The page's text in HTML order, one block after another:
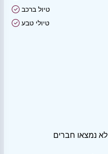
טיול ברכב
טיולי טבע
לא נמצאו חברים